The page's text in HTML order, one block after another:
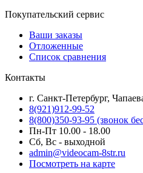
Покупательский сервис
Ваши заказы
Отложенные
Список сравнения
Контакты
г. Санкт-Петербург,
8(921)912-99-52
8(800)350-93-95 (звонок
Пн-Пт 10.00 - 18.00
Сб, Вс - выходной
admin@videocam-8str.ru
Посмотреть на карте